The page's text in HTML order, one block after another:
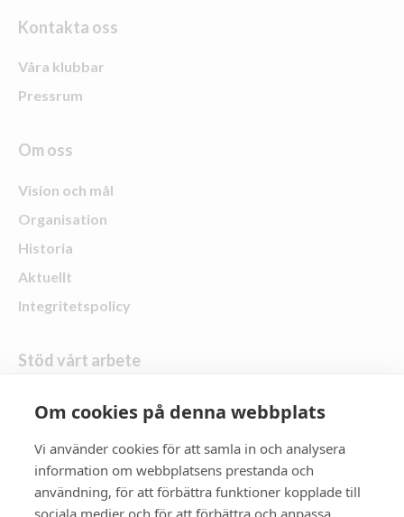
Kontakta oss
Våra klubbar
Pressrum
Om oss
Vision och mål
Organisation
Historia
Aktuellt
Integritetspolicy
Stöd vårt arbete
Skänk en gåva
Följ oss
Zonta Distrikt 21
Om cookies på denna webbplats
Vi använder cookies för att samla in och analysera
information om webbplatsens prestanda och
användning, för att förbättra funktioner kopplade till
sociala medier och för att förbättra och anpassa